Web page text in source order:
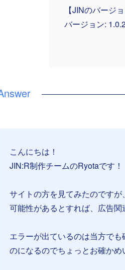
【JINのバージョ
バージョン:
こんにちは！
JIN:R制作チームのRyotaです！
サイトの方を見てみたのですが
可能性があるとすれば、広告
エラーが出ているのは当方で
のになるのでちょっとお確かめ